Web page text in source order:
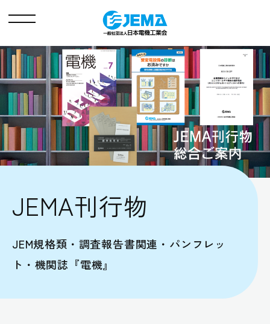
メ
ュ
ー
JEMA刊行物
JEM規格類・調査報告書関連・パンフレッ
ト・機関誌『電機』